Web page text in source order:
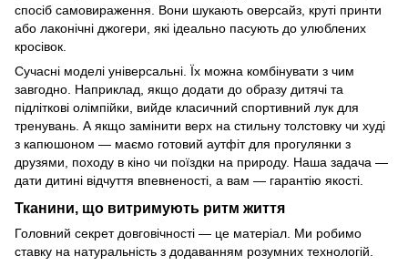
спосіб самовираження. Вони шукають оверсайз, круті принти
або лаконічні джогери, які ідеально пасують до улюблених
кросівок.
Сучасні моделі універсальні. Їх можна комбінувати з чим
завгодно. Наприклад, якщо додати до образу дитячі та
підліткові олімпійки, вийде класичний спортивний лук для
тренувань. А якщо замінити верх на стильну толстовку чи худі
з капюшоном — маємо готовий аутфіт для прогулянки з
друзями, походу в кіно чи поїздки на природу. Наша задача —
дати дитині відчуття впевненості, а вам — гарантію якості.
Тканини, що витримують ритм життя
Головний секрет довговічності — це матеріал. Ми робимо
ставку на натуральність з додаванням розумних технологій.